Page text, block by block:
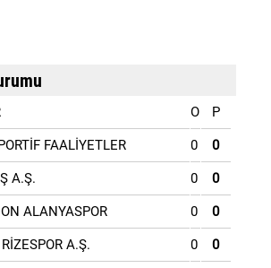
O P
FAALİYETLER 0 0
A.Ş. 0 0
ALANYASPOR 0 0
A.Ş. 0 0